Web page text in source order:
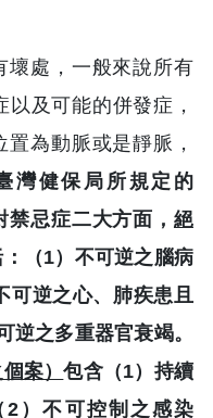
壞處，一般來說所有
及可能的併發症，
為動脈或是靜脈，
灣健保局所規定的
忌症二大方面， 絕
（1）不可逆之腦病
可逆之心、肺疾患且
逆之多重器官衰竭。
案）包含（1）持續
）不可控制之感染